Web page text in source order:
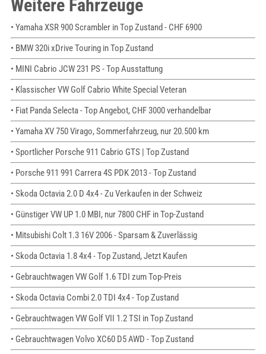
Weitere Fahrzeuge
• Yamaha XSR 900 Scrambler in Top Zustand - CHF 6900
• BMW 320i xDrive Touring in Top Zustand
• MINI Cabrio JCW 231 PS - Top Ausstattung
• Klassischer VW Golf Cabrio White Special Veteran
• Fiat Panda Selecta - Top Angebot, CHF 3000 verhandelbar
• Yamaha XV 750 Virago, Sommerfahrzeug, nur 20.500 km
• Sportlicher Porsche 911 Cabrio GTS | Top Zustand
• Porsche 911 991 Carrera 4S PDK 2013 - Top Zustand
• Skoda Octavia 2.0 D 4x4 - Zu Verkaufen in der Schweiz
• Günstiger VW UP 1.0 MBI, nur 7800 CHF in Top-Zustand
• Mitsubishi Colt 1.3 16V 2006 - Sparsam & Zuverlässig
• Skoda Octavia 1.8 4x4 - Top Zustand, Jetzt Kaufen
• Gebrauchtwagen VW Golf 1.6 TDI zum Top-Preis
• Skoda Octavia Combi 2.0 TDI 4x4 - Top Zustand
• Gebrauchtwagen VW Golf VII 1.2 TSI in Top Zustand
• Gebrauchtwagen Volvo XC60 D5 AWD - Top Zustand